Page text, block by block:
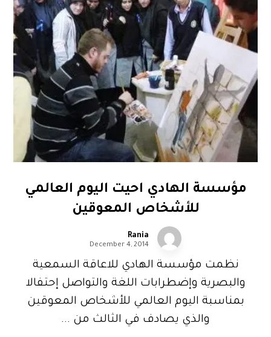
مؤسسة الهادي احيت اليوم العالمي
للأشخاص المعوقين
Rania
December 4, 2014
نظمت مؤسسة الهادي للاعاقة السمعية
والبصرية وإضطرابات اللغة والتواصل إحتفالا
بمناسبة اليوم العالمي للأشخاص المعوقين
والذي يصادف في الثالث من ...